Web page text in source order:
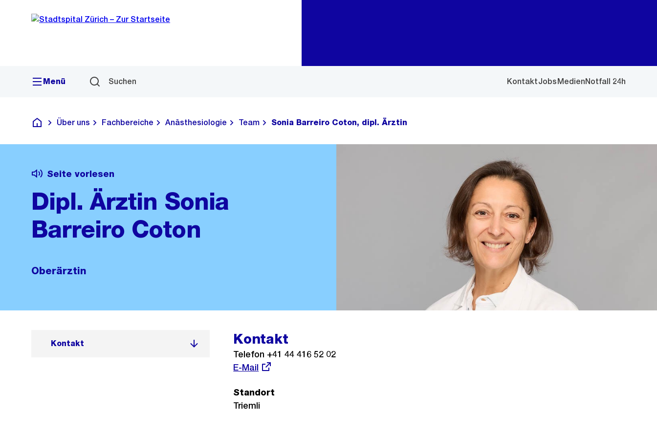
Navigation
Sprunglink
Menü Suchen KontaktJobsMedienNotfall 24h
Krankenhaus
Über uns Fachbereiche Anästhesiologie Team Sonia Barreiro Coton, dipl. Ärztin
Seite vorlesen
Dipl. Ärztin Sonia
Barreiro Coton
Oberärztin
Kontakt Kontakt
Telefon +41 44 416 52 02
Externer
E-Mail
Standort
Triemli